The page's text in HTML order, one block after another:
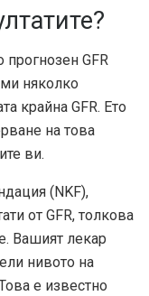
прогнозен GFR
няколко
крайна GFR. Ето
на това
ви.
(NKF),
от GFR, толкова
Вашият лекар
нивото на
е известно